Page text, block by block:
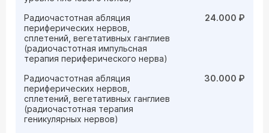
Радиочастотная абляция
периферических нервов,
сплетений, вегетативных ганглиев
(радиочастотная импульсная
терапия периферического нерва)
24.000 ₽
Радиочастотная абляция
периферических нервов,
сплетений, вегетативных ганглиев
(радиочастотная терапия
геникулярных нервов)
30.000 ₽